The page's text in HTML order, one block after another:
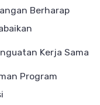
Berharap
Kerja Sama
Program